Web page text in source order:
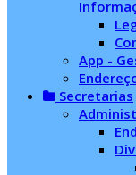
App -
Secretarias